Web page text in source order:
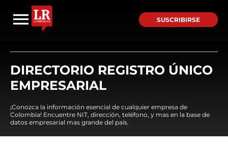
SUSCRIBIRSE
DIRECTORIO REGISTRO ÚNICO
EMPRESARIAL
¡Conozca la información esencial de cualquier empresa de
Colombia! Encuentre NIT, dirección, teléfono, y mas en la base de
datos empresarial mas grande del país.